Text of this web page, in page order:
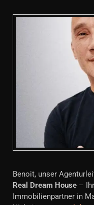
Benoit, unser
Real Dream House –
Immobilienpartner in